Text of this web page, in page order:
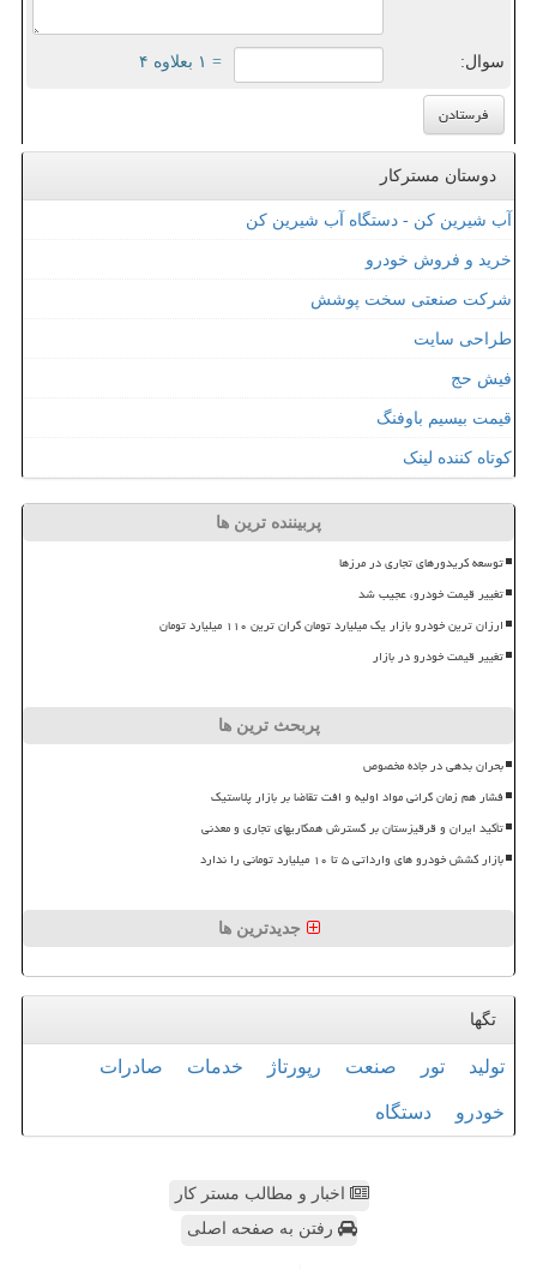
سوال: = ۱ بعلاوه ۴
دوستان مسترکار
آب شیرین کن - دستگاه آب شیرین کن
خرید و فروش خودرو
شرکت صنعتی سخت پوشش
طراحی سایت
فیش حج
قیمت بیسیم باوفنگ
کوتاه کننده لینک
پربیننده ترین ها
توسعه کریدورهای تجاری در مرزها
تغییر قیمت خودرو، عجیب شد
ارزان ترین خودرو بازار یک میلیارد تومان گران ترین ۱۱۰ میلیارد تومان
تغییر قیمت خودرو در بازار
پربحث ترین ها
بحران بدهی در جاده مخصوص
فشار هم زمان گرانی مواد اولیه و افت تقاضا بر بازار پلاستیک
تأکید ایران و قرقیزستان بر گسترش همکاریهای تجاری و معدنی
بازار کشش خودرو های وارداتی ۵ تا ۱۰ میلیارد تومانی را ندارد
جدیدترین ها
تگها
تولید تور صنعت رپورتاژ خدمات صادرات
خودرو دستگاه
اخبار و مطالب مستر کار
رفتن به صفحه اصلی